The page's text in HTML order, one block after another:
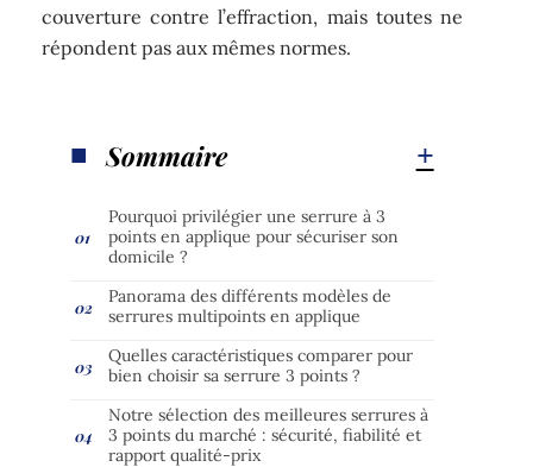
couverture contre l’effraction, mais toutes ne
répondent pas aux mêmes normes.
Sommaire
Pourquoi privilégier une serrure à 3
points en applique pour sécuriser son
domicile ?
Panorama des différents modèles de
serrures multipoints en applique
Quelles caractéristiques comparer pour
bien choisir sa serrure 3 points ?
Notre sélection des meilleures serrures à
3 points du marché : sécurité, fiabilité et
rapport qualité-prix